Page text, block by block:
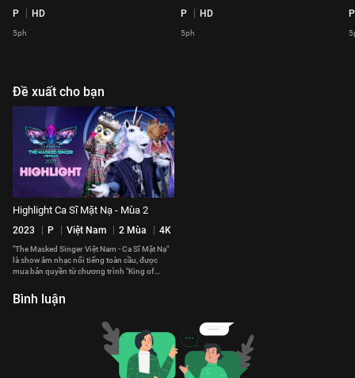
P HD
5ph
P HD
5ph
P
Đề xuất cho bạn
Highlight Ca Sĩ Mặt Nạ - Mùa 2
2023 P Việt Nam 2 Mùa 4K
"The Masked Singer Việt Nam - Ca Sĩ Mặt Nạ"
là show âm nhạc nổi tiếng toàn cầu, được
mua bản quyền từ chương trình "King of
dễ dàng bắt gặp những giọng hát "tuy lạ mà
quen" cùng những màn xuất hiện bất ngờ
Bình luận